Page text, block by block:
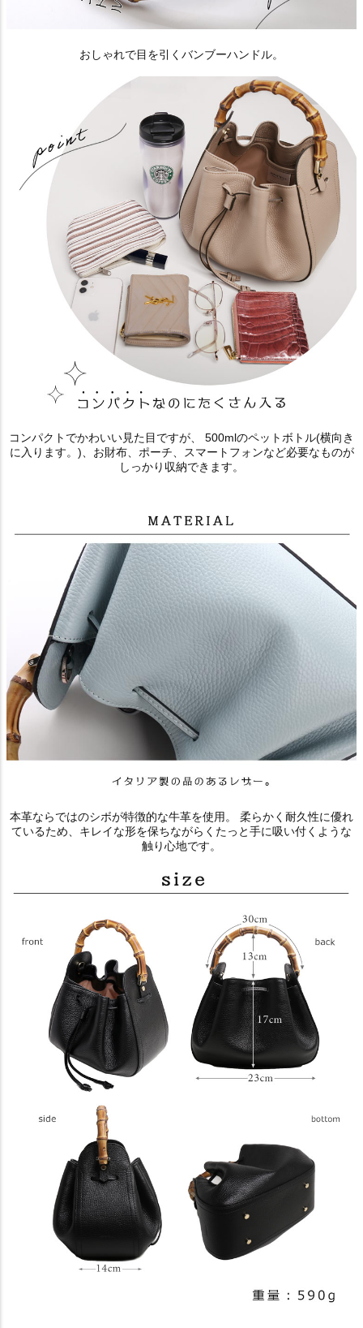
おしゃれで目を引くバンブーハンドル。
コンパクトでかわいい見た目ですが、 500mlのペットボトル(横向き
に入ります。)、お財布、ポーチ、スマートフォンなど必要なものが
しっかり収納できます。
本革ならではのシボが特徴的な牛革を使用。 柔らかく耐久性に優れ
ているため、キレイな形を保ちながらくたっと手に吸い付くような
触り心地です。